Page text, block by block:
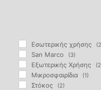
Eσωτερικής χρήσης
San Marco (3)
Εξωτερικής Χρήσης
Μικροσφαιρίδια (1)
Στόκος (2)